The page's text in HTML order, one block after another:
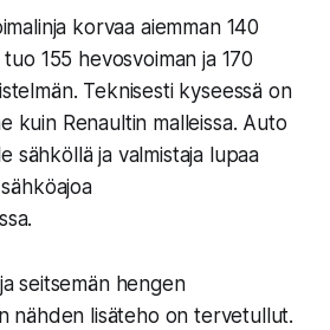
korvaa aiemman 140
155 hevosvoiman ja 170
Teknisesti kyseessä on
kuin Renaultin malleissa. Auto
sähköllä ja valmistaja lupaa
seitsemän hengen
nähden lisäteho on tervetullut.